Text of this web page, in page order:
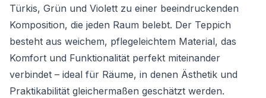
Türkis, Grün und Violett zu einer beeindruckenden
Komposition, die jeden Raum belebt. Der Teppich
besteht aus weichem, pflegeleichtem Material, das
Komfort und Funktionalität perfekt miteinander
verbindet – ideal für Räume, in denen Ästhetik und
Praktikabilität gleichermaßen geschätzt werden.